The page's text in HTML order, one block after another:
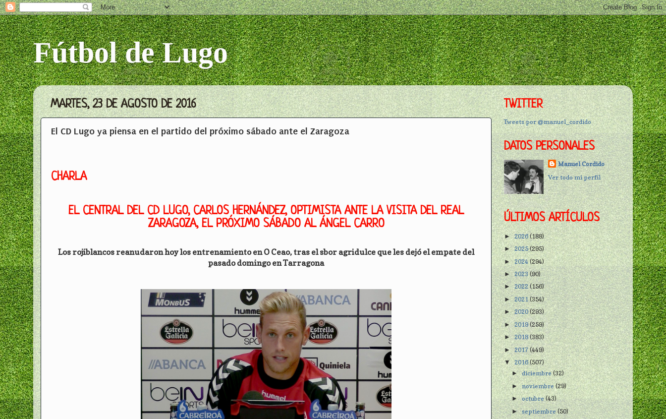
Fútbol de Lugo
MARTES, 23 DE AGOSTO DE 2016
El CD Lugo ya piensa en el partido del próximo sábado ante el Zaragoza
CHARLA
EL CENTRAL DEL CD LUGO, CARLOS HERNÁNDEZ, OPTIMISTA ANTE LA VISITA DEL REAL
ZARAGOZA, EL PRÓXIMO SÁBADO AL ÁNGEL CARRO
Los rojiblancos reanudaron hoy los entrenamiento en O Ceao, tras el sbor agridulce que les dejó el empate del
pasado domingo en Tarragona
TWITTER
Tweets por @manuel_cordido
DATOS PERSONALES
Manuel Cordido
Ver todo mi perfil
ÚLTIMOS ARTÍCULOS
►2026(188)
►2025(295)
►2024(294)
►2023(90)
►2022(156)
►2021(354)
►2020(293)
►2019(259)
►2018(383)
►2017(449)
▼2016(507)
►diciembre(32)
►noviembre(29)
►octubre(43)
►septiembre(50)